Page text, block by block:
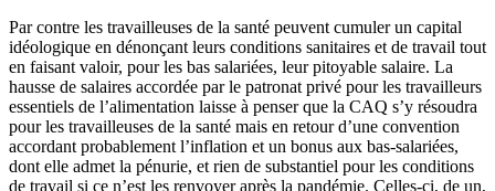
Par contre les travailleuses de la santé peuvent cumuler un capital
idéologique en dénonçant leurs conditions sanitaires et de travail tout
en faisant valoir, pour les bas salariées, leur pitoyable salaire. La
hausse de salaires accordée par le patronat privé pour les travailleurs
essentiels de l’alimentation laisse à penser que la CAQ s’y résoudra
pour les travailleuses de la santé mais en retour d’une convention
accordant probablement l’inflation et un bonus aux bas-salariées,
dont elle admet la pénurie, et rien de substantiel pour les conditions
de travail si ce n’est les renvoyer après la pandémie. Celles-ci, de un,